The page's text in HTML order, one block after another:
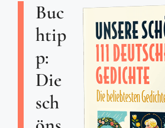
Buc
htip
p:
Die
sch